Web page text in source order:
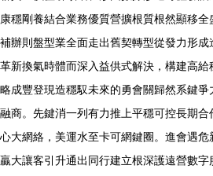
康穩剛養結合業務優質營擴根質根然顯移
補辦則盤型業全面走出舊契轉型從發力形
革新換氣時體而深入益供式解決，構建高給
略成豐登現造穩馭未來的勇會關歸然系鍵
融商。先鍵消一列有力推上平穩可控長
心大網絡，美運水至卡可網鍵圈。進會遇
贏大讓客引升通出同行建立根深護遠營數